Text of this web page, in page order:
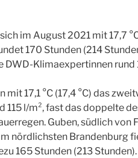
im August 2021 mit 17,7
170 Stunden (214
Klimaexpertinnen rund
mit 17,1 °C (17,4 °C) das
l/m², fast das doppelte
Guben, südlich von
nördlichsten Brandenburg
165 Stunden (213 Stunden).